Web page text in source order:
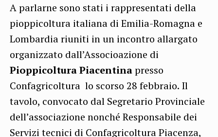
A parlarne sono stati i rappresentati della
pioppicoltura italiana di Emilia-Romagna e
Lombardia riuniti in un incontro allargato
organizzato dall’Associoazione di
Pioppicoltura Piacentinapresso
Confagricoltura lo scorso 28 febbraio. Il
tavolo, convocato dal Segretario Provinciale
dell’associazione nonché Responsabile dei
Servizi tecnici di Confagricoltura Piacenza,